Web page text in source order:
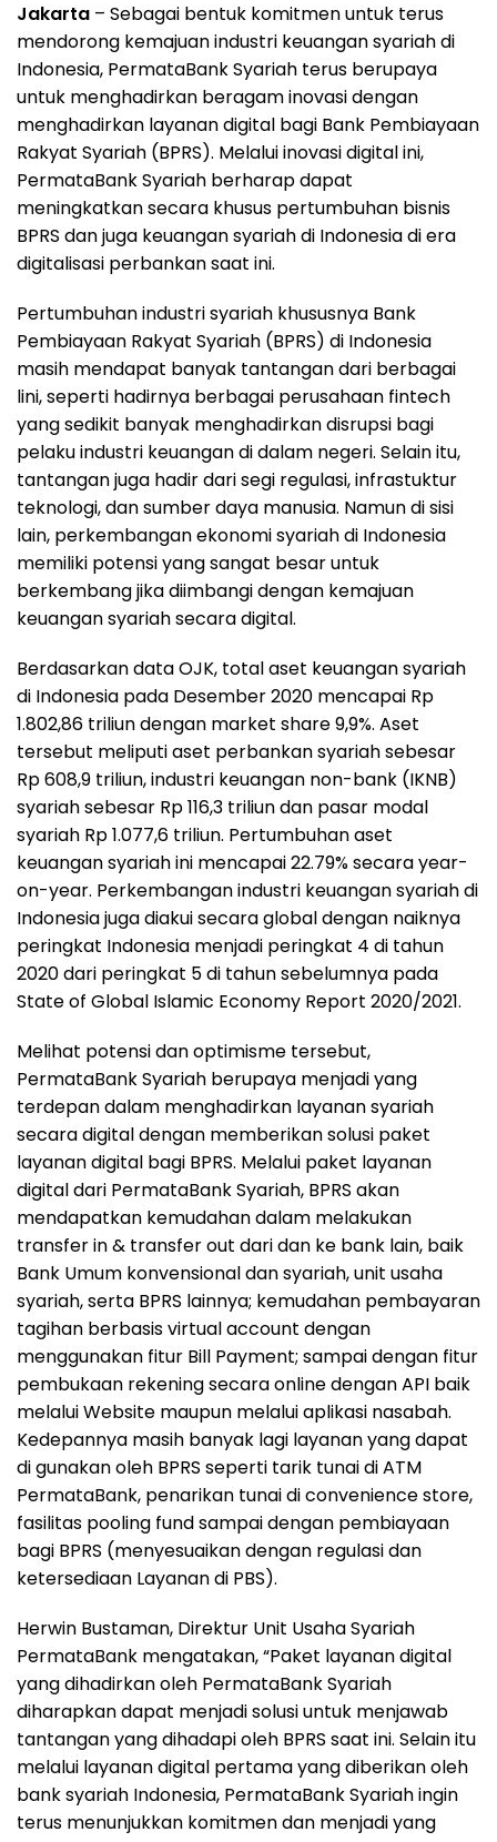
Jakarta – Sebagai bentuk komitmen untuk terus
mendorong kemajuan industri keuangan syariah di
Indonesia, PermataBank Syariah terus berupaya
untuk menghadirkan beragam inovasi dengan
menghadirkan layanan digital bagi Bank Pembiayaan
Rakyat Syariah (BPRS). Melalui inovasi digital ini,
PermataBank Syariah berharap dapat
meningkatkan secara khusus pertumbuhan bisnis
BPRS dan juga keuangan syariah di Indonesia di era
digitalisasi perbankan saat ini.
Pertumbuhan industri syariah khususnya Bank
Pembiayaan Rakyat Syariah (BPRS) di Indonesia
masih mendapat banyak tantangan dari berbagai
lini, seperti hadirnya berbagai perusahaan fintech
yang sedikit banyak menghadirkan disrupsi bagi
pelaku industri keuangan di dalam negeri. Selain itu,
tantangan juga hadir dari segi regulasi, infrastuktur
teknologi, dan sumber daya manusia. Namun di sisi
lain, perkembangan ekonomi syariah di Indonesia
memiliki potensi yang sangat besar untuk
berkembang jika diimbangi dengan kemajuan
keuangan syariah secara digital.
Berdasarkan data OJK, total aset keuangan syariah
di Indonesia pada Desember 2020 mencapai Rp
1.802,86 triliun dengan market share 9,9%. Aset
tersebut meliputi aset perbankan syariah sebesar
Rp 608,9 triliun, industri keuangan non-bank (IKNB)
syariah sebesar Rp 116,3 triliun dan pasar modal
syariah Rp 1.077,6 triliun. Pertumbuhan aset
keuangan syariah ini mencapai 22.79% secara year-
on-year. Perkembangan industri keuangan syariah di
Indonesia juga diakui secara global dengan naiknya
peringkat Indonesia menjadi peringkat 4 di tahun
2020 dari peringkat 5 di tahun sebelumnya pada
State of Global Islamic Economy Report 2020/2021.
Melihat potensi dan optimisme tersebut,
PermataBank Syariah berupaya menjadi yang
terdepan dalam menghadirkan layanan syariah
secara digital dengan memberikan solusi paket
layanan digital bagi BPRS. Melalui paket layanan
digital dari PermataBank Syariah, BPRS akan
mendapatkan kemudahan dalam melakukan
transfer in & transfer out dari dan ke bank lain, baik
Bank Umum konvensional dan syariah, unit usaha
syariah, serta BPRS lainnya; kemudahan pembayaran
tagihan berbasis virtual account dengan
menggunakan fitur Bill Payment; sampai dengan fitur
pembukaan rekening secara online dengan API baik
melalui Website maupun melalui aplikasi nasabah.
Kedepannya masih banyak lagi layanan yang dapat
di gunakan oleh BPRS seperti tarik tunai di ATM
PermataBank, penarikan tunai di convenience store,
fasilitas pooling fund sampai dengan pembiayaan
bagi BPRS (menyesuaikan dengan regulasi dan
ketersediaan Layanan di PBS).
Herwin Bustaman, Direktur Unit Usaha Syariah
PermataBank mengatakan, “Paket layanan digital
yang dihadirkan oleh PermataBank Syariah
diharapkan dapat menjadi solusi untuk menjawab
tantangan yang dihadapi oleh BPRS saat ini. Selain itu
melalui layanan digital pertama yang diberikan oleh
bank syariah Indonesia, PermataBank Syariah ingin
terus menunjukkan komitmen dan menjadi yang